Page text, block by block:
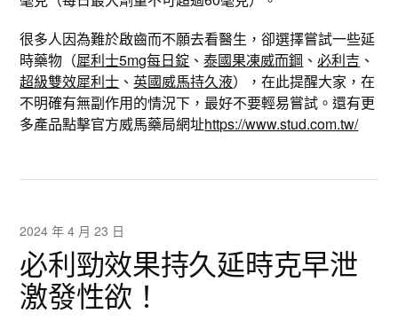
很多人因為難於啟齒而不願去看醫生，卻選擇嘗試一些延
時藥物（犀利士5mg每日錠 、泰國果凍威而鋼 、必利吉 、
超級雙效犀利士 、英國威馬持久液），在此提醒大家，在
不明確有無副作用的情況下，最好不要輕易嘗試。還有更
多產品點擊官方威馬藥局網址https://www.stud.com.tw/
2024 年 4 月 23 日
必利勁效果持久延時克早泄
激發性欲！